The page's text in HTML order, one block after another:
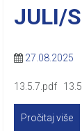
JULI/
27.08.2025
13.5.7.pdf
Pročitaj više